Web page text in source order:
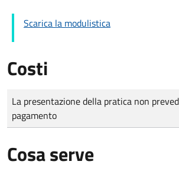
Scarica la modulistica
Costi
Tipo di pagamento
Importo
La presentazione della pratica non
pagamento
Cosa serve